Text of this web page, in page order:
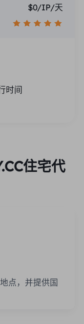
$0/IP/天
时间
住宅代
点，并提供国